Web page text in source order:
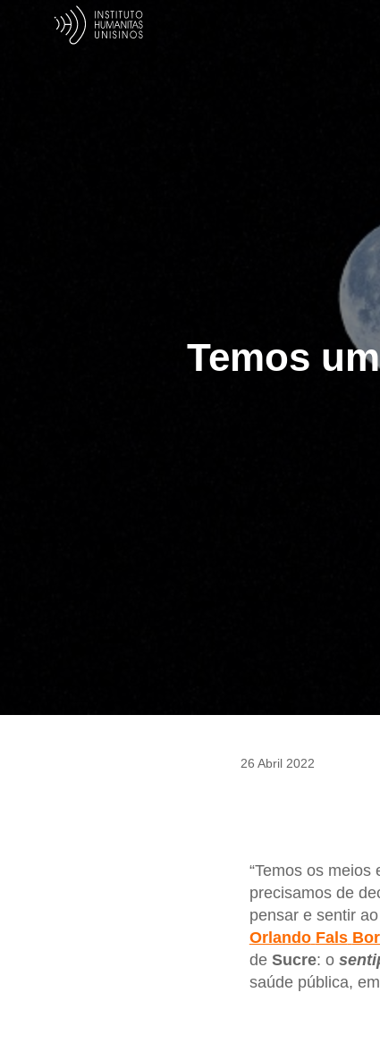
Temos
26 Abril 2022
“Temos os
precisamos de
pensar e sentir
Orlando Fals
de Sucre: o
saúde pública,